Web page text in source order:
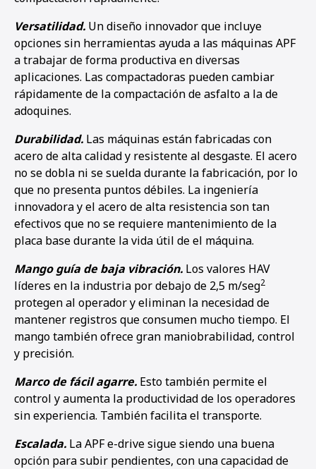
Versatilidad. Un diseño innovador que incluye
opciones sin herramientas ayuda a las máquinas APF
a trabajar de forma productiva en diversas
aplicaciones. Las compactadoras pueden cambiar
rápidamente de la compactación de asfalto a la de
adoquines.
Durabilidad. Las máquinas están fabricadas con
acero de alta calidad y resistente al desgaste. El acero
no se dobla ni se suelda durante la fabricación, por lo
que no presenta puntos débiles. La ingeniería
innovadora y el acero de alta resistencia son tan
efectivos que no se requiere mantenimiento de la
placa base durante la vida útil de el máquina.
Mango guía de baja vibración. Los valores HAV
líderes en la industria por debajo de 2,5 m/seg2
protegen al operador y eliminan la necesidad de
mantener registros que consumen mucho tiempo. El
mango también ofrece gran maniobrabilidad, control
y precisión.
Marco de fácil agarre. Esto también permite el
control y aumenta la productividad de los operadores
sin experiencia. También facilita el transporte.
Escalada. La APF e-drive sigue siendo una buena
opción para subir pendientes, con una capacidad de